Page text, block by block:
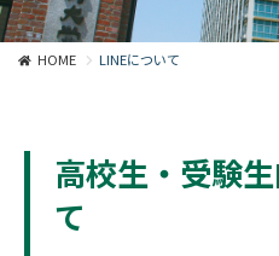
HOME LINEについて
高校生・受験
て